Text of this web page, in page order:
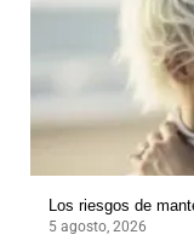
Los riesgos de
5 agosto, 2026